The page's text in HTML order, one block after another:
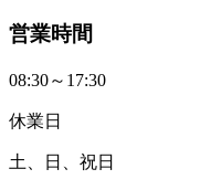
営業時間
08:30～17:30
休業日
土、日、祝日